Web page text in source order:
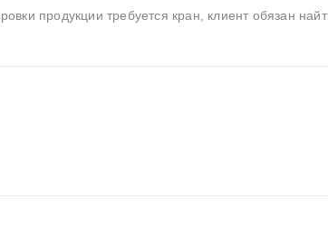
продукции требуется кран, клиент обязан